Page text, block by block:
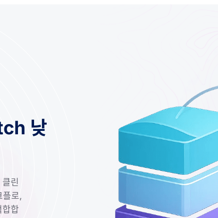
낮
린
플로,
합